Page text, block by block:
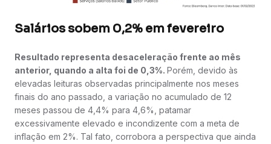
Salários sobem 0,2% em fevereiro
Resultado representa desaceleração frente ao mês
anterior, quando a alta foi de 0,3%. Porém, devido às
elevadas leituras observadas principalmente nos meses
finais do ano passado, a variação no acumulado de 12
meses passou de 4,4% para 4,6%, patamar
excessivamente elevado e incondizente com a meta de
inflação em 2%. Tal fato, corrobora a perspectiva que ainda